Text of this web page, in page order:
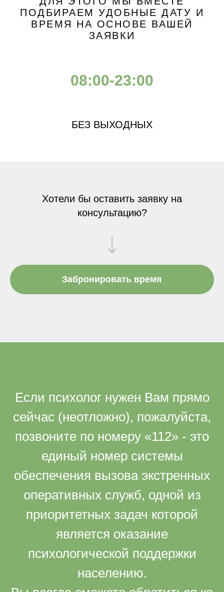
ПОДБИРАЕМ УДОБНЫЕ ДАТУ И
ВРЕМЯ НА ОСНОВЕ ВАШЕЙ
ЗАЯВКИ
08:00-23:00
БЕЗ ВЫХОДНЫХ
Хотели бы оставить заявку на
консультацию?
Забронировать время
Если психолог нужен Вам прямо
сейчас (неотложно), пожалуйста,
позвоните по номеру «112» - это
единый номер системы
обеспечения вызова экстренных
оперативных служб, одной из
приоритетных задач которой
является оказание
психологической поддержки
населению.